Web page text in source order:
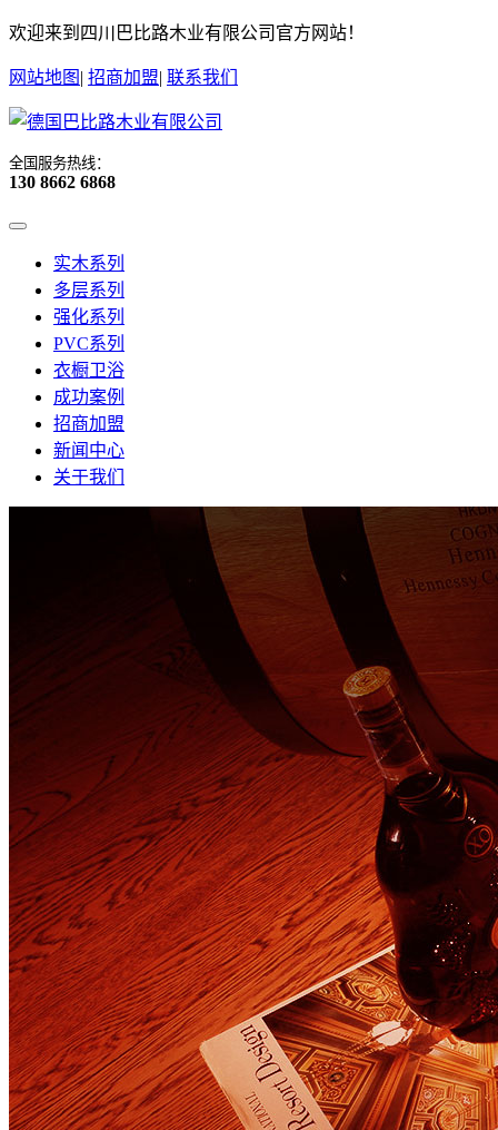
欢迎来到四川巴比路木业有限公司官方网站！
网站地图 | 招商加盟| 联系我们
全国服务热线：
130 8662 6868
实木系列
多层系列
强化系列
PVC系列
衣橱卫浴
成功案例
招商加盟
新闻中心
关于我们